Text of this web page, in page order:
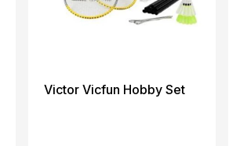
Victor Vicfun Hobby Set